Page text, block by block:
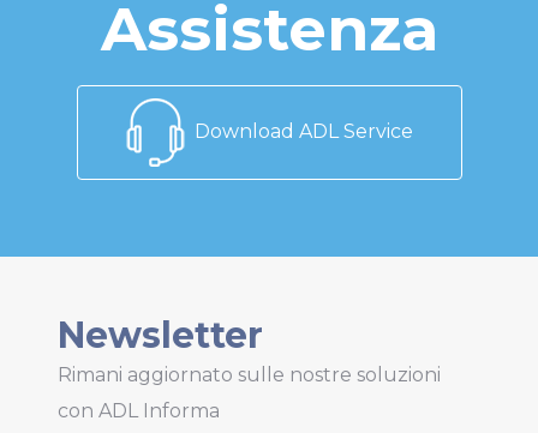
Assistenza
Download ADL Service
Newsletter
Rimani aggiornato sulle nostre soluzioni
con ADL Informa